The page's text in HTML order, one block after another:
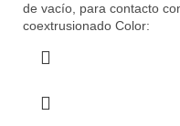
de vacío, para contacto
coextrusionado Color: